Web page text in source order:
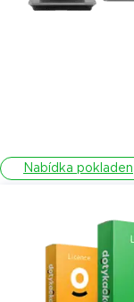
Nabídka pokladen